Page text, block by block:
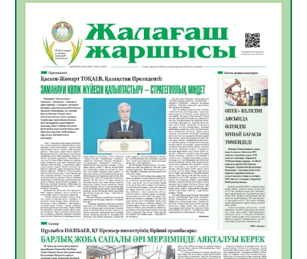
ҚҰРЫЛТАЙ САЙЛАУЫ – АЗАМАТТЫҚ
БЕЛСЕНДІЛІКТІҢ МАҢЫЗДЫ КӨРІНІСІ
10.08.2026
18
Мемлекет басшысы Қасым-Жомарт
Тоқаевтың Абай күнімен құттықтауы
10.08.2026
10
«Жастар және заң мен тәртіп» атты
облыстық жайдарман ойындары өтті
10.08.2026
9
Өңірде «Кең дала-2» бағдарламасы арқылы
80 шаруашылық қаржыландырылды
09.08.2026
23
Жер ресурстары тиімді игерілуде